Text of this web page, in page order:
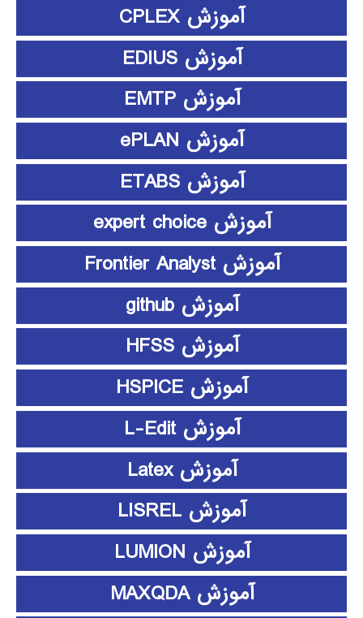
آموزش CPLEX
آموزش EDIUS
آموزش EMTP
آموزش ePLAN
آموزش ETABS
آموزش expert choice
آموزش Frontier Analyst
آموزش github
آموزش HFSS
آموزش HSPICE
آموزش L-Edit
آموزش Latex
آموزش LISREL
آموزش LUMION
آموزش MAXQDA